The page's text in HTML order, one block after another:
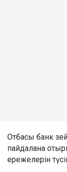
Отбасы банк
пайдалана
ережелерін